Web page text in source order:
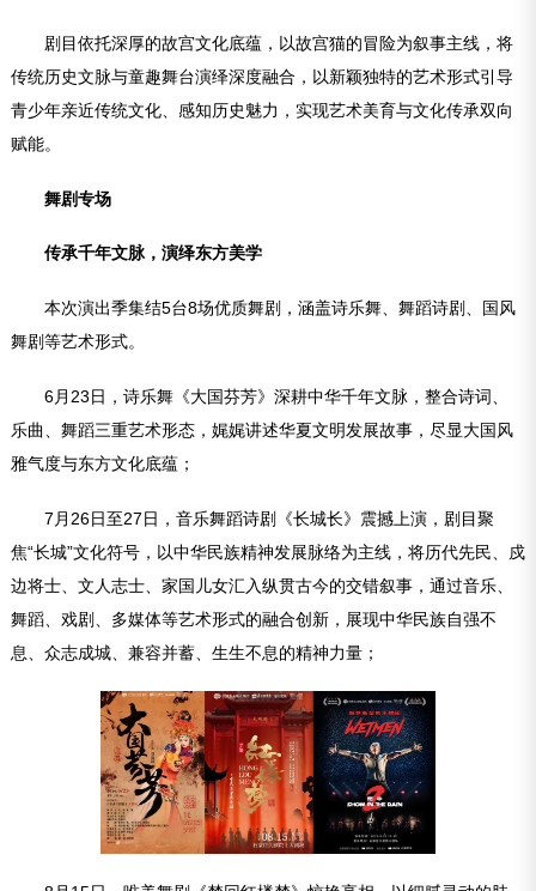
剧目依托深厚的故宫文化底蕴，以故宫猫的冒险为叙事主线，将
传统历史文脉与童趣舞台演绎深度融合，以新颖独特的艺术形式引导
青少年亲近传统文化、感知历史魅力，实现艺术美育与文化传承双向
赋能。
舞剧专场
传承千年文脉，演绎东方美学
本次演出季集结5台8场优质舞剧，涵盖诗乐舞、舞蹈诗剧、国风
舞剧等艺术形式。
6月23日，诗乐舞《大国芬芳》深耕中华千年文脉，整合诗词、
乐曲、舞蹈三重艺术形态，娓娓讲述华夏文明发展故事，尽显大国风
雅气度与东方文化底蕴；
7月26日至27日，音乐舞蹈诗剧《长城长》震撼上演，剧目聚
焦“长城”文化符号，以中华民族精神发展脉络为主线，将历代先民、戍
边将士、文人志士、家国儿女汇入纵贯古今的交错叙事，通过音乐、
舞蹈、戏剧、多媒体等艺术形式的融合创新，展现中华民族自强不
息、众志成城、兼容并蓄、生生不息的精神力量；